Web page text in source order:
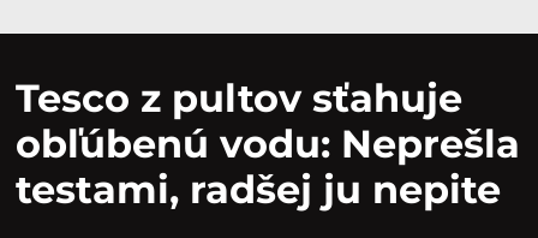
Tesco z pultov sťahuje
obľúbenú vodu: Neprešla
testami, radšej ju nepite